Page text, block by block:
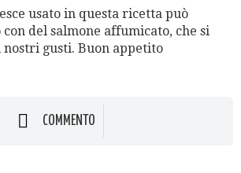
usato in questa ricetta può
con del salmone affumicato, che si
gusti. Buon appetito
COMMENTO